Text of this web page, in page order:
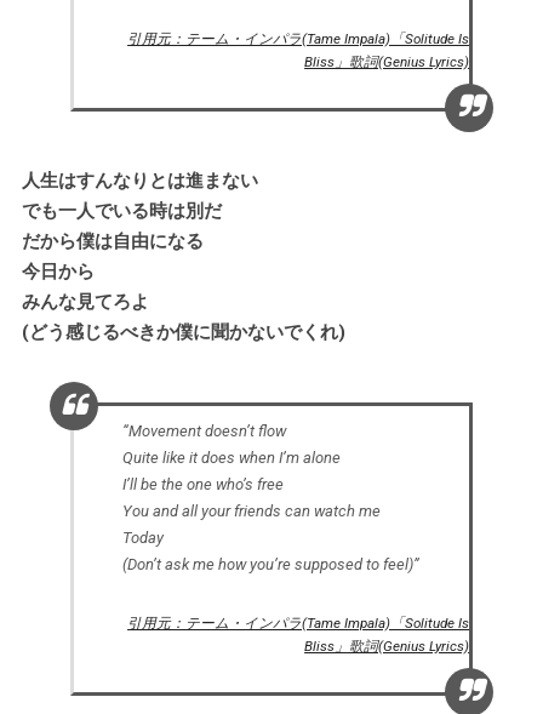
引用元：テーム・インパラ(Tame Impala)「Solitude Is
Bliss」歌詞(Genius Lyrics)
人生はすんなりとは進まない
でも一人でいる時は別だ
だから僕は自由になる
今日から
みんな見てろよ
(どう感じるべきか僕に聞かないでくれ)
“Movement doesn’t flow
Quite like it does when I’m alone
I’ll be the one who’s free
You and all your friends can watch me
Today
(Don’t ask me how you’re supposed to feel)”
引用元：テーム・インパラ(Tame Impala)「Solitude Is
Bliss」歌詞(Genius Lyrics)